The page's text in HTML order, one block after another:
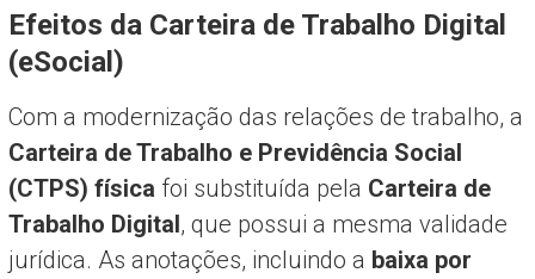
Efeitos da Carteira de Trabalho Digital
(eSocial)
Com a modernização das relações de trabalho, a
Carteira de Trabalho e Previdência Social
(CTPS) física foi substituída pela Carteira de
Trabalho Digital, que possui a mesma validade
jurídica. As anotações, incluindo a baixa por